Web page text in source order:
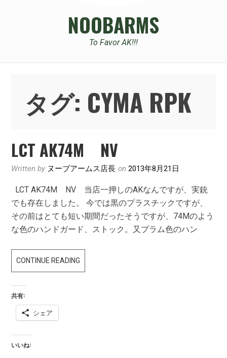
NOOBARMS
To Favor AK!!!
タグ: CYMA RPK
LCT AK74M NV
Written by ヌーブアームス店長 on2013年8月21日
LCT AK74M NV 当店一押しのAKなんですが、実銃
でも存在しました。 今では黒のプラスチックですが、
その前はとても短い期間だったそうですが、74Mのよう
な色のハンドガード、ストック。又プラム色のハン
CONTINUE READING
AK74M
共有:
シェア
いいね: